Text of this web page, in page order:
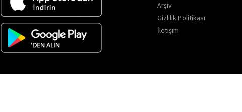
Arşiv
Gizlilik Politikası
İletişim